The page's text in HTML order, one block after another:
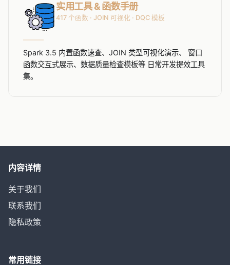
实用工具 & 函数手册
417 个函数 · JOIN 可视化 · DQC 模板
Spark 3.5 内置函数速查、JOIN 类型可视化演示、 窗口
函数交互式展示、数据质量检查模板等 日常开发提效工具
集。
内容详情
关于我们
联系我们
隐私政策
常用链接